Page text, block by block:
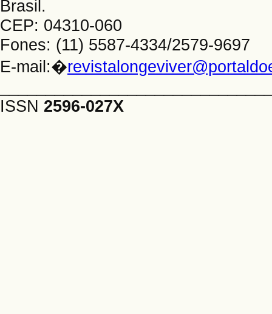
Brasil.
CEP: 04310-060
Fones: (11) 5587-4334/2579-9697
E-mail:�
ISSN 2596-027X